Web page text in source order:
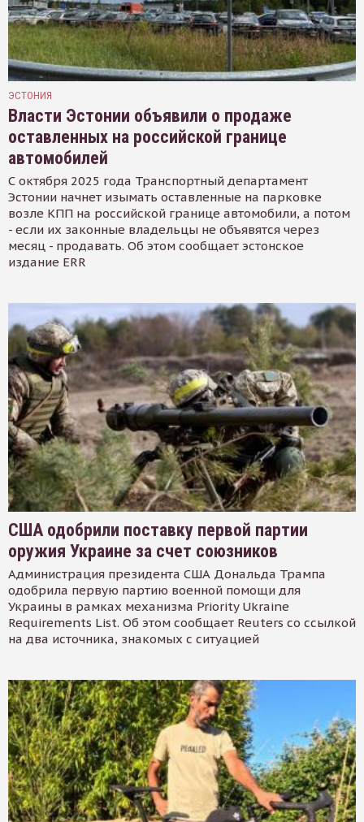
ЭСТОНИЯ
Власти Эстонии объявили о продаже
оставленных на российской границе
автомобилей
С октября 2025 года Транспортный департамент
Эстонии начнет изымать оставленные на парковке
возле КПП на российской границе автомобили, а потом
- если их законные владельцы не объявятся через
месяц - продавать. Об этом сообщает эстонское
издание ERR
США одобрили поставку первой партии
оружия Украине за счет союзников
Администрация президента США Дональда Трампа
одобрила первую партию военной помощи для
Украины в рамках механизма Priority Ukraine
Requirements List. Об этом сообщает Reuters со ссылкой
на два источника, знакомых с ситуацией